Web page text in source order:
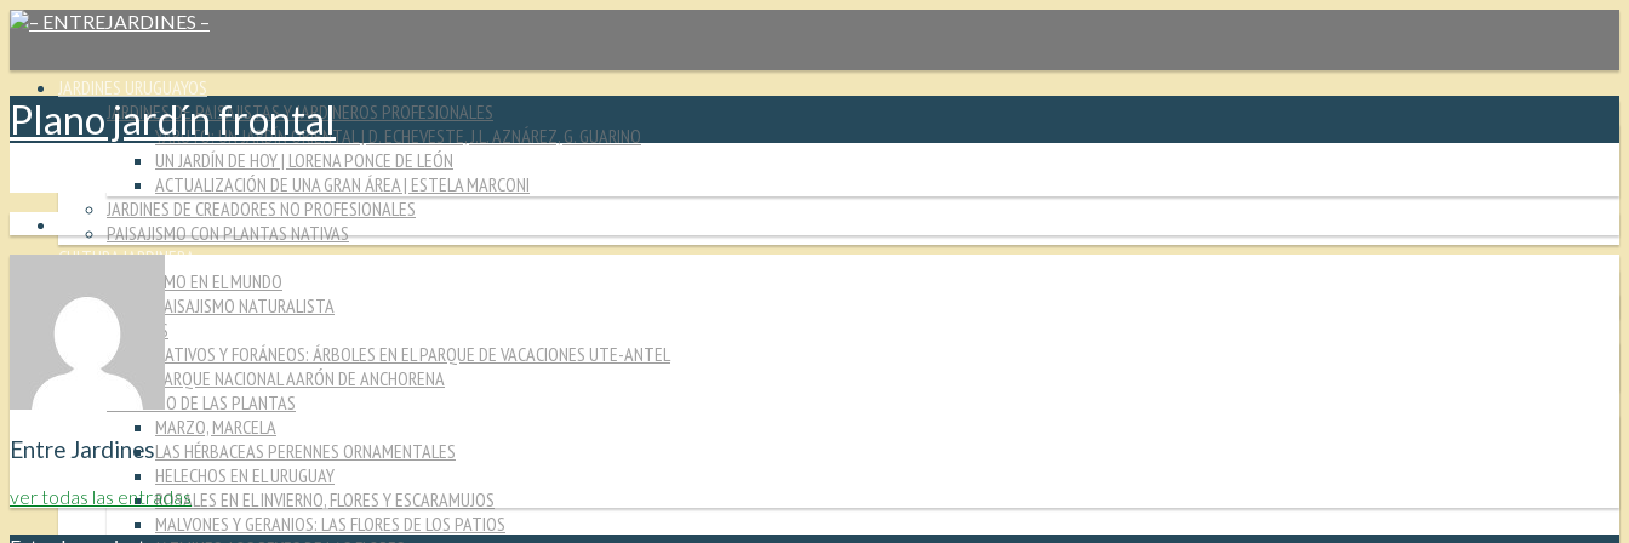
JARDINES URUGUAYOS
JARDINES DE PAISAJISTAS Y JARDINEROS PROFESIONALES
YARUTO: UN JARDÍN ORIENTAL | D. ECHEVESTE, J.L. AZNÁREZ, G. GUARINO
UN JARDÍN DE HOY | LORENA PONCE DE LEÓN
ACTUALIZACIÓN DE UNA GRAN ÁREA | ESTELA MARCONI
JARDINES DE CREADORES NO PROFESIONALES
PAISAJISMO CON PLANTAS NATIVAS
CULTURA JARDINERA
PAISAJISMO EN EL MUNDO
PAISAJISMO NATURALISTA
MIRADAS
NATIVOS Y FORÁNEOS: ÁRBOLES EN EL PARQUE DE VACACIONES UTE-ANTEL
PARQUE NACIONAL AARÓN DE ANCHORENA
EL MUNDO DE LAS PLANTAS
MARZO, MARCELA
LAS HÉRBACEAS PERENNES ORNAMENTALES
HELECHOS EN EL URUGUAY
ROSALES EN EL INVIERNO, FLORES Y ESCARAMUJOS
MALVONES Y GERANIOS: LAS FLORES DE LOS PATIOS
Plano jardín frontal
Entre Jardines
ver todas las entradas